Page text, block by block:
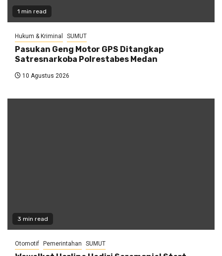
1 min read
Hukum & Kriminal SUMUT
Pasukan Geng Motor GPS Ditangkap
Satresnarkoba Polrestabes Medan
10 Agustus 2026
3 min read
Otomotif Pemerintahan SUMUT